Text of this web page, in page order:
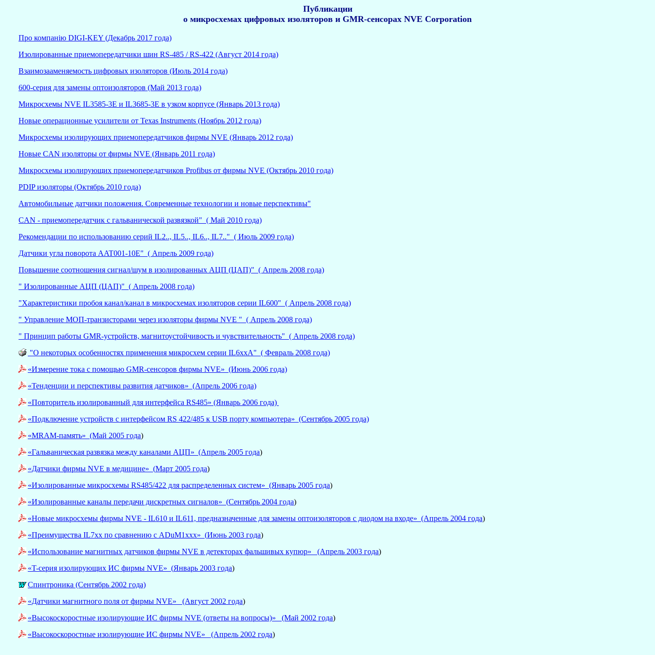
Публикации
о микросхемах цифровых изоляторов и GMR-сенсорах NVE Corporation
Про компанію DIGI-KEY (Декабрь 2017 года)
Изолированные приемопередатчики шин RS-485 / RS-422 (Август 2014 года)
Взаимозааменяемость цифровых изоляторов (Июль 2014 года)
600-серия для замены оптоизоляторов (Май 2013 года)
Микросхемы NVE IL3585-3E и IL3685-3E в узком корпусе (Январь 2013 года)
Новые операционные усилители от Texas Instruments (Ноябрь 2012 года)
Микросхемы изолирующих приемопередатчиков фирмы NVE (Январь 2012 года)
Новые CAN изоляторы от фирмы NVE (Январь 2011 года)
Микросхемы изолирующих приемопередатчиков Profibus от фирмы NVE (Октябрь 2010 года)
PDIP изоляторы (Октябрь 2010 года)
Автомобильные датчики положения. Современные технологии и новые перспективы"
CAN - приемопередатчик с гальванической развязкой" ( Май 2010 года)
Рекомендации по использованию серий IL2.., IL5.., IL6.., IL7.." ( Июль 2009 года)
Датчики угла поворота AAT001-10E" ( Апрель 2009 года)
Повышение соотношения сигнал/шум в изолированных АЦП (ЦАП)" ( Апрель 2008 года)
" Изолированные АЦП (ЦАП)" ( Апрель 2008 года)
"Характеристики пробоя канал/канал в микросхемах изоляторов серии IL600" ( Апрель 2008 года)
" Управление МОП-транзисторами через изоляторы фирмы NVE " ( Апрель 2008 года)
" Принцип работы GMR-устройств, магнитоустойчивость и чувствительность" ( Апрель 2008 года)
"О некоторых особенностях применения микросхем серии IL6xxA" ( Февраль 2008 года)
«Измерение тока с помощью GMR-сенсоров фирмы NVE» (Июнь 2006 года)
«Тенденции и перспективы развития датчиков» (Апрель 2006 года)
«Повторитель изолированный для интерфейса RS485» (Январь 2006 года)
«Подключение устройств с интерфейсом RS 422/485 к USB порту компьютера» (Сентябрь 2005 года)
«MRAM-память» (Май 2005 года)
«Гальваническая развязка между каналами АЦП» (Апрель 2005 года)
«Датчики фирмы NVE в медицине» (Март 2005 года)
«Изолированные микросхемы RS485/422 для распределенных систем» (Январь 2005 года)
«Изолированные каналы передачи дискретных сигналов» (Сентябрь 2004 года)
«Новые микросхемы фирмы NVE - IL610 и IL611, предназначенные для замены оптоизоляторов с диодом на входе» (Апрель 2004 года)
«Преимущества IL7xx по сравнению с ADuM1xxx» (Июнь 2003 года)
«Использование магнитных датчиков фирмы NVE в детекторах фальшивых купюр»
(Апрель 2003 года)
«T-серия изолирующих ИС фирмы NVE» (Январь 2003 года)
Спинтроника (Сентябрь 2002 года)
«Датчики магнитного поля от фирмы NVE» (Август 2002 года)
«Высокоскоростные изолирующие ИС фирмы NVE (ответы на вопросы)» (Май 2002 года)
«Высокоскоростные изолирующие ИС фирмы NVE» (Апрель 2002 года)